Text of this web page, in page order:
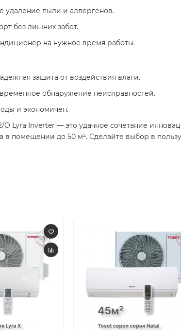
удаление пыли и аллергенов.
без лишних забот.
на нужное время работы.
защита от воздействия влаги.
обнаружение неисправностей.
и экономичен.
O Lyra Inverter — это удачное сочетание
помещении до 50 м². Сделайте выбор в